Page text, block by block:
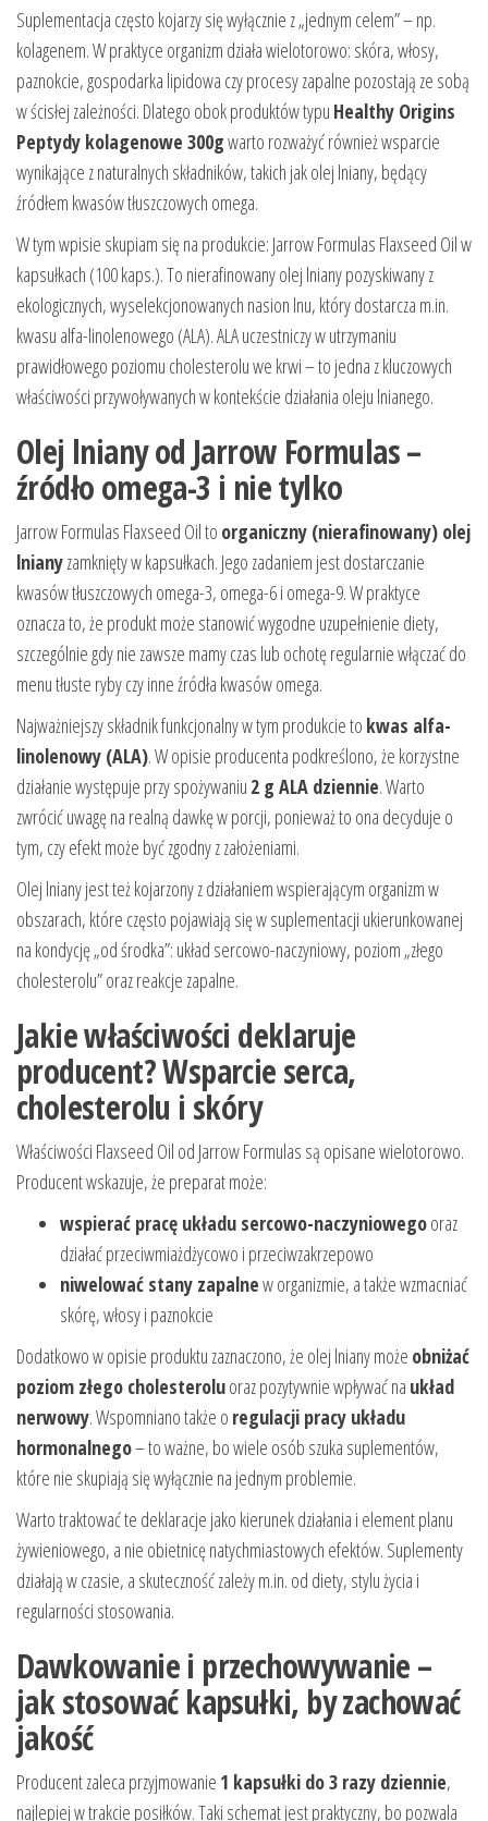
Suplementacja często kojarzy się wyłącznie z „jednym celem” – np.
kolagenem. W praktyce organizm działa wielotorowo: skóra, włosy,
paznokcie, gospodarka lipidowa czy procesy zapalne pozostają ze sobą
w ścisłej zależności. Dlatego obok produktów typu Healthy Origins
Peptydy kolagenowe 300gwarto rozważyć również wsparcie
wynikające z naturalnych składników, takich jak olej lniany, będący
źródłem kwasów tłuszczowych omega.
W tym wpisie skupiam się na produkcie: Jarrow Formulas Flaxseed Oil w
kapsułkach (100 kaps.). To nierafinowany olej lniany pozyskiwany z
ekologicznych, wyselekcjonowanych nasion lnu, który dostarcza m.in.
kwasu alfa-linolenowego (ALA). ALA uczestniczy w utrzymaniu
prawidłowego poziomu cholesterolu we krwi – to jedna z kluczowych
właściwości przywoływanych w kontekście działania oleju lnianego.
Olej lniany od Jarrow Formulas –
źródło omega-3 i nie tylko
Jarrow Formulas Flaxseed Oil to organiczny (nierafinowany) olej
lnianyzamknięty w kapsułkach. Jego zadaniem jest dostarczanie
kwasów tłuszczowych omega-3, omega-6 i omega-9. W praktyce
oznacza to, że produkt może stanowić wygodne uzupełnienie diety,
szczególnie gdy nie zawsze mamy czas lub ochotę regularnie włączać do
menu tłuste ryby czy inne źródła kwasów omega.
Najważniejszy składnik funkcjonalny w tym produkcie to kwas alfa-
linolenowy (ALA). W opisie producenta podkreślono, że korzystne
działanie występuje przy spożywaniu 2 g ALA dziennie. Warto
zwrócić uwagę na realną dawkę w porcji, ponieważ to ona decyduje o
tym, czy efekt może być zgodny z założeniami.
Olej lniany jest też kojarzony z działaniem wspierającym organizm w
obszarach, które często pojawiają się w suplementacji ukierunkowanej
na kondycję „od środka”: układ sercowo-naczyniowy, poziom „złego
cholesterolu” oraz reakcje zapalne.
Jakie właściwości deklaruje
producent? Wsparcie serca,
cholesterolu i skóry
Właściwości Flaxseed Oil od Jarrow Formulas są opisane wielotorowo.
Producent wskazuje, że preparat może:
wspierać pracę układu sercowo-naczyniowegooraz
działać przeciwmiażdżycowo i przeciwzakrzepowo
niwelować stany zapalnew organizmie, a także wzmacniać
skórę, włosy i paznokcie
Dodatkowo w opisie produktu zaznaczono, że olej lniany może obniżać
poziom złego cholesteroluoraz pozytywnie wpływać na układ
nerwowy. Wspomniano także o regulacji pracy układu
hormonalnego– to ważne, bo wiele osób szuka suplementów,
które nie skupiają się wyłącznie na jednym problemie.
Warto traktować te deklaracje jako kierunek działania i element planu
żywieniowego, a nie obietnicę natychmiastowych efektów. Suplementy
działają w czasie, a skuteczność zależy m.in. od diety, stylu życia i
regularności stosowania.
Dawkowanie i przechowywanie –
jak stosować kapsułki, by zachować
jakość
Producent zaleca przyjmowanie 1 kapsułki do 3 razy dziennie,
najlepiej w trakcie posiłków. Taki schemat jest praktyczny, bo pozwala